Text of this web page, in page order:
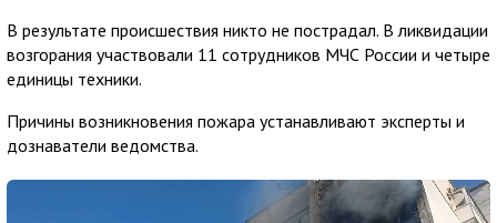
В результате происшествия никто не пострадал. В ликвидации
возгорания участвовали 11 сотрудников МЧС России и четыре
единицы техники.
Причины возникновения пожара устанавливают эксперты и
дознаватели ведомства.